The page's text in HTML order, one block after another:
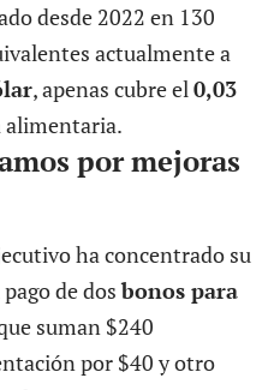
desde 2022 en 130
actualmente a
, apenas cubre el 0,03
alimentaria.
por mejoras
ha concentrado su
de dosbonos para
suman $240
por $40 y otro